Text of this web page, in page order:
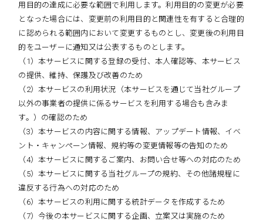
用目的の達成に必要な範囲で利用します。利用目的の変更が必要
となった場合には、変更前の利用目的と関連性を有すると合理的
に認められる範囲内において変更するものとし、変更後の利用目
的をユーザーに通知又は公表するものとします。
（1）本サービスに関する登録の受付、本人確認等、本サービス
の提供、維持、保護及び改善のため
（2）本サービスの利用状況（本サービスを通じて当社グループ
以外の事業者の提供に係るサービスを利用する場合も含みま
す。）の確認のため
（3）本サービスの内容に関する情報、アップデート情報、イベ
ント・キャンペーン情報、規約等の変更情報等の告知のため
（4）本サービスに関するご案内、お問い合せ等への対応のため
（5）本サービスに関する当社グループの規約、その他諸規程に
違反する行為への対応のため
（6）本サービスの利用に関する統計データを作成するため
（7）今後の本サービスに関する企画、立案又は実施のため